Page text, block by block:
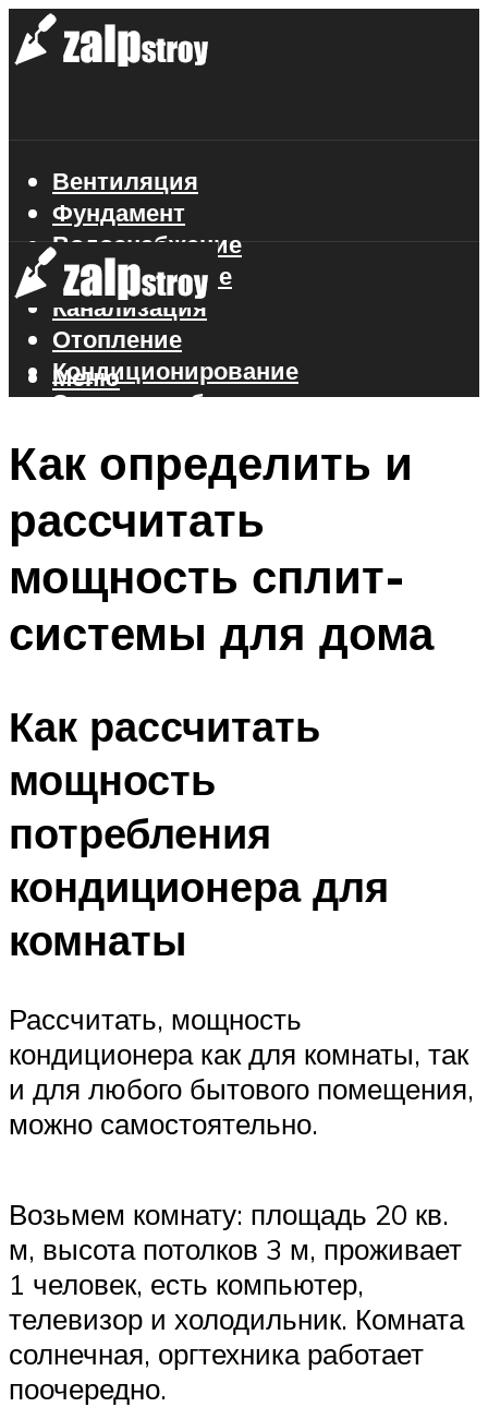
Вентиляция
Фундамент
Водоснабжение
Газоснабжение
Канализация
Отопление
Кондиционирование
Электроснабжение
Меню
Меню
Как определить и
рассчитать
мощность сплит-
системы для дома
Как рассчитать
мощность
потребления
кондиционера для
комнаты
Рассчитать, мощность
кондиционера как для комнаты, так
и для любого бытового помещения,
можно самостоятельно.
Возьмем комнату: площадь 20 кв.
м, высота потолков 3 м, проживает
1 человек, есть компьютер,
телевизор и холодильник. Комната
солнечная, оргтехника работает
поочередно.